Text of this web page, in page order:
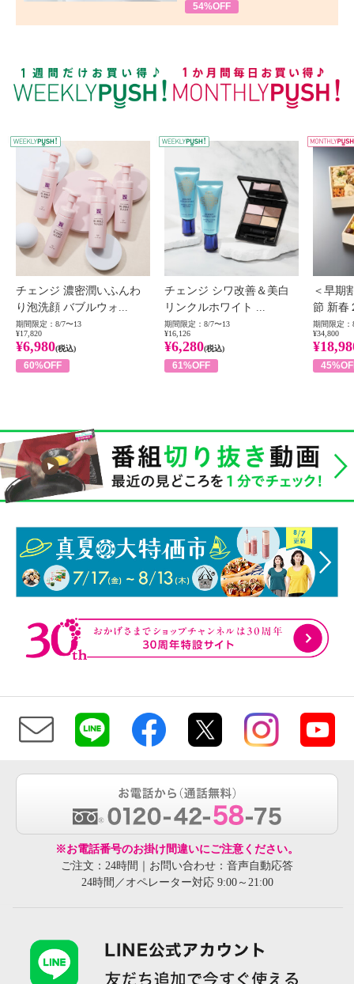
54%OFF
WEEKLY PUSH
チェンジ 濃密潤いふんわ
り泡洗顔 バブルウォ...
期間限定：8/7〜13
¥17,820
¥6,980(税込)
60%OFF
チェンジ シワ改善＆美白
リンクルホワイト ...
期間限定：8/7〜13
¥16,126
¥6,280(税込)
61%OFF
＜早期
節 新春
期間限定：
¥34,800
※お電話番号のお掛け間違いにご注意ください。
ご注文：24時間｜お問い合わせ：音声自動応答
24時間／オペレーター対応 9:00～21:00